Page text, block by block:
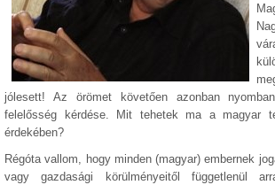
jólesett! Az örömet követően azonban
felelősség kérdése. Mit tehetek ma a magyar
érdekében?
Régóta vallom, hogy minden (magyar) embernek
vagy gazdasági körülményeitől függetlenül